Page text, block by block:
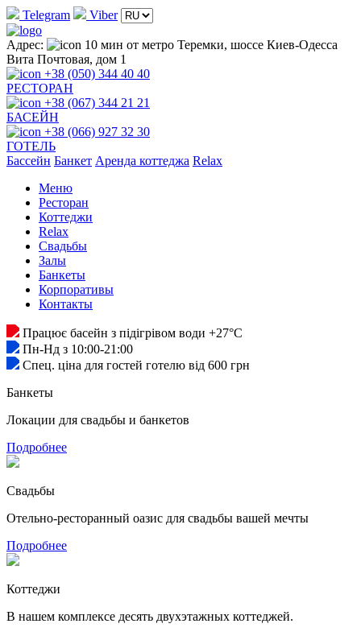
Telegram Viber
Адрес:
10 мин от метро Теремки, шоссе Киев-Одесса
Вита Почтовая, дом 1
+38 (050) 344 40 40
РЕСТОРАН
+38 (067) 344 21 21
БАСЕЙН
+38 (066) 927 32 30
ГОТЕЛЬ
Басcейн Банкет Аренда коттеджа Relax
Меню
Ресторан
Коттеджи
Relax
Свадьбы
Залы
Банкеты
Корпоративы
Контакты
Працює басейн з підігрівом води +27°C
Пн-Нд з 10:00-21:00
Спец. ціна для гостей готелю від 600 грн
Банкеты
Локации для свадьбы и банкетов
Подробнее
Свадьбы
Отельно-ресторанный оазис для свадьбы вашей мечты
Подробнее
Коттеджи
В нашем комплексе десять двухэтажных коттеджей.